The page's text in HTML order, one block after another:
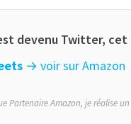
devenu Twitter,
→ voir sur Amazon
Partenaire Amazon, je réalise